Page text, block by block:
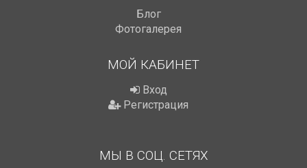
Блог
Фотогалерея
МОЙ КАБИНЕТ
Вход
Регистрация
МЫ В СОЦ. СЕТЯХ